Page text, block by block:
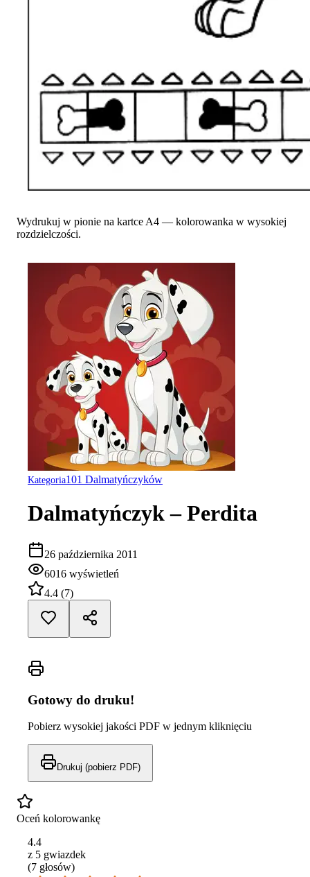
Wydrukuj w pionie na kartce A4 — kolorowanka w wysokiej
rozdzielczości.
Kategoria101 Dalmatyńczyków
Dalmatyńczyk – Perdita
26 października 2011
6016 wyświetleń
4.4 (7)
Gotowy do druku!
Pobierz wysokiej jakości PDF w jednym kliknięciu
Drukuj (pobierz PDF)
Oceń kolorowankę
4.4
z 5 gwiazdek
(7 głosów)